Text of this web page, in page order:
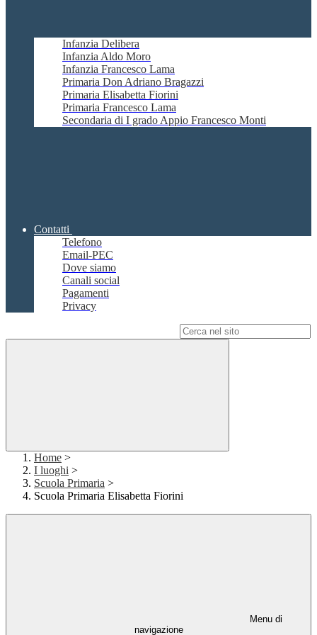
Infanzia Delibera
Infanzia Aldo Moro
Infanzia Francesco Lama
Primaria Don Adriano Bragazzi
Primaria Elisabetta Fiorini
Primaria Francesco Lama
Secondaria di I grado Appio Francesco Monti
Contatti
Telefono
Email-PEC
Dove siamo
Canali social
Pagamenti
Privacy
Home >
I luoghi >
Scuola Primaria >
Scuola Primaria Elisabetta Fiorini
Menu di
navigazione